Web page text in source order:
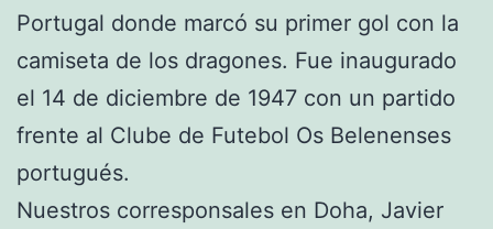
Portugal donde marcó su primer gol con la
camiseta de los dragones. Fue inaugurado
el 14 de diciembre de 1947 con un partido
frente al Clube de Futebol Os Belenenses
portugués.
Nuestros corresponsales en Doha, Javier